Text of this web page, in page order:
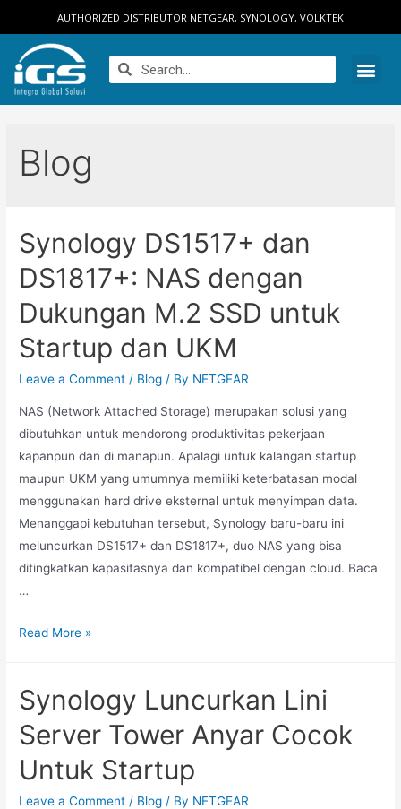
AUTHORIZED DISTRIBUTOR NETGEAR, SYNOLOGY, VOLKTEK
Blog
Synology DS1517+ dan
DS1817+: NAS dengan
Dukungan M.2 SSD untuk
Startup dan UKM
Leave a Comment / Blog / By NETGEAR
NAS (Network Attached Storage) merupakan solusi yang
dibutuhkan untuk mendorong produktivitas pekerjaan
kapanpun dan di manapun. Apalagi untuk kalangan startup
maupun UKM yang umumnya memiliki keterbatasan modal
menggunakan hard drive eksternal untuk menyimpan data.
Menanggapi kebutuhan tersebut, Synology baru-baru ini
meluncurkan DS1517+ dan DS1817+, duo NAS yang bisa
ditingkatkan kapasitasnya dan kompatibel dengan cloud. Baca
…
Read More »
Synology Luncurkan Lini
Server Tower Anyar Cocok
Untuk Startup
Leave a Comment / Blog / By NETGEAR